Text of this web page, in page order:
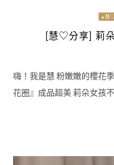
▴慧
[慧♡分享] 莉
嗨！我是慧 粉嫩嫩的櫻花
花圈』成品超美 莉朵女孩